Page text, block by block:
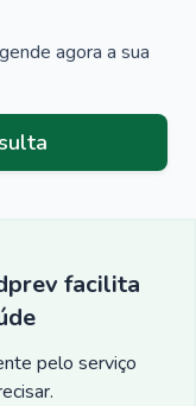
agora a sua
facilita
pelo serviço